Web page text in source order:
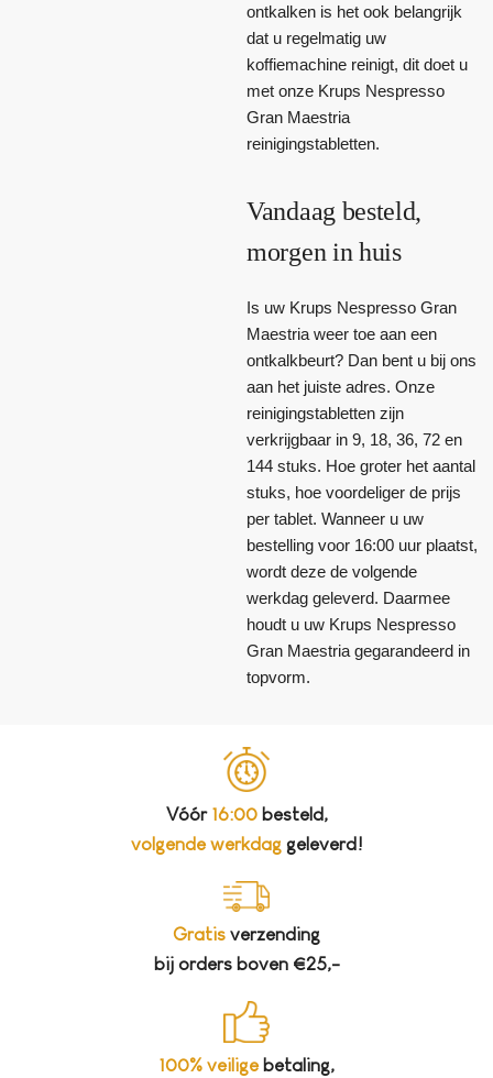
ontkalken is het ook belangrijk
dat u regelmatig uw
koffiemachine reinigt, dit doet u
met onze Krups Nespresso
Gran Maestria
reinigingstabletten.
Vandaag besteld,
morgen in huis
Is uw Krups Nespresso Gran
Maestria weer toe aan een
ontkalkbeurt? Dan bent u bij ons
aan het juiste adres. Onze
reinigingstabletten zijn
verkrijgbaar in 9, 18, 36, 72 en
144 stuks. Hoe groter het aantal
stuks, hoe voordeliger de prijs
per tablet. Wanneer u uw
bestelling voor 16:00 uur plaatst,
wordt deze de volgende
werkdag geleverd. Daarmee
houdt u uw Krups Nespresso
Gran Maestria gegarandeerd in
topvorm.
Vóór 16:00besteld,
volgende werkdaggeleverd!
Gratis verzending
bij orders boven €25,-
100% veiligebetaling,